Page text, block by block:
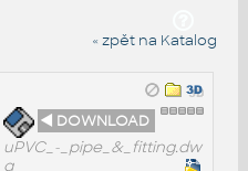
« zpět na Katalog
◄ DOWNLOAD
uPVC_-_pipe_&_fitting.dw
g